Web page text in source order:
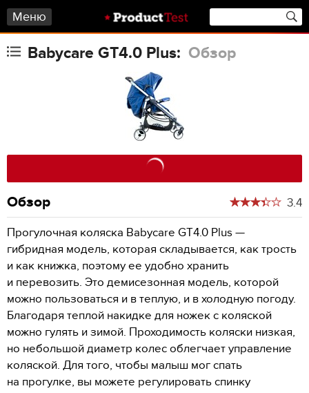
Меню
Babycare GT4.0 Plus: Обзор
Обзор 3.4
Прогулочная коляска Babycare GT4.0 Plus —
гибридная модель, которая складывается, как трость
и как книжка, поэтому ее удобно хранить
и перевозить. Это демисезонная модель, которой
можно пользоваться и в теплую, и в холодную погоду.
Благодаря теплой накидке для ножек с коляской
можно гулять и зимой. Проходимость коляски низкая,
но небольшой диаметр колес облегчает управление
коляской. Для того, чтобы малыш мог спать
на прогулке, вы можете регулировать спинку